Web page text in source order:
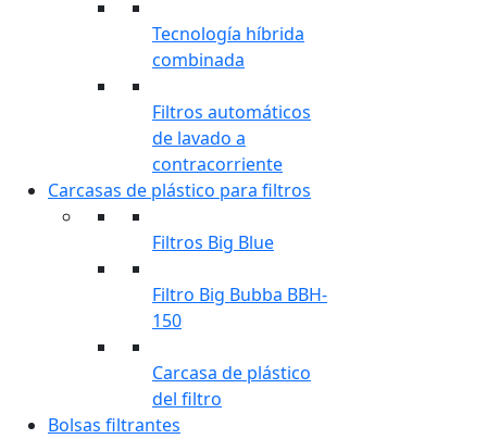
Tecnología híbrida
combinada
Filtros automáticos
de lavado a
contracorriente
Carcasas de plástico para filtros
Filtros Big Blue
Filtro Big Bubba BBH-
150
Carcasa de plástico
del filtro
Bolsas filtrantes